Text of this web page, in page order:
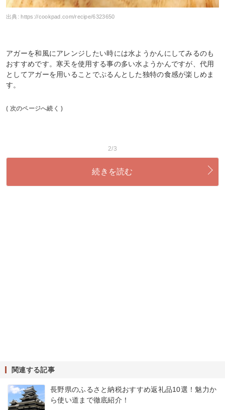
出典:https://cookpad.com/recipe/6323650
アガーを和風にアレンジしたい時には水ようかんにしてみるのも
おすすめです。寒天を使用する事の多い水ようかんですが、代用
としてアガーを用いることでぷるんとした独特の食感が楽しめま
す。
( 次のページへ続く )
2/3
続きを読む
関連する記事
長野県のふるさと納税おすすめ返礼品10選！魅力か
ら使い道まで徹底紹介！